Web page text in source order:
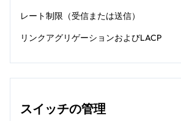
レート制限（受信または送信）
リンクアグリゲーションおよびLACP
スイッチの管理